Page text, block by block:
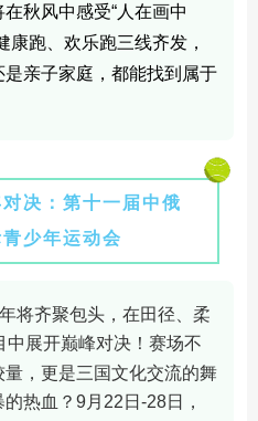
秋风中感受“人在画中
康跑、欢乐跑三线齐发，
亲子家庭，都能找到属于
决：第十一届中俄
少年运动会
将齐聚包头，在田径、柔
中展开巅峰对决！赛场不
，更是三国文化交流的舞
的热血？9月22 日-28日，